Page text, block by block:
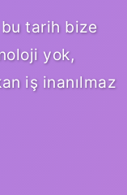
bu tarih bize
yok,
iş inanılmaz